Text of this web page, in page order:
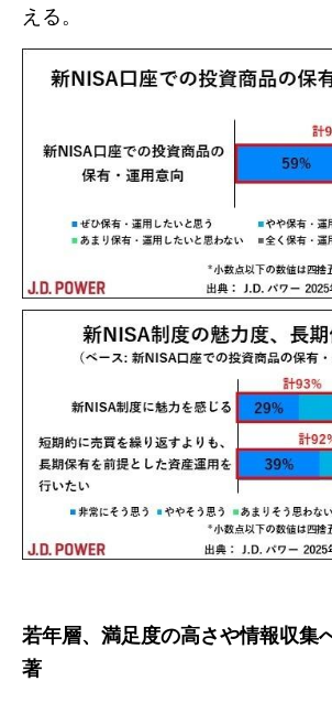
える。
若年層、満足度の高さや情報収集
著